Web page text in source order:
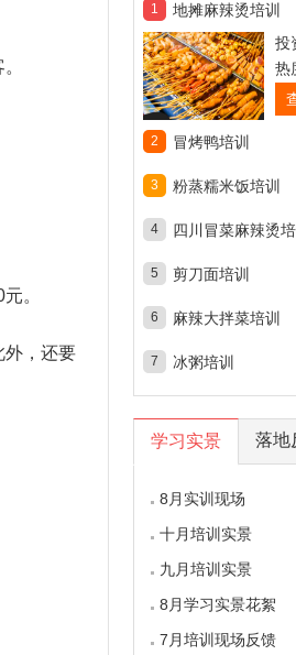
。
外，还要
1 地摊麻辣烫培训
投
热
2 冒烤鸭培训
3 粉蒸糯米饭培训
4 四川冒菜麻辣烫培
5 剪刀面培训
6 麻辣大拌菜培训
7 冰粥培训
学习实景 落地
8月实训现场
十月培训实景
九月培训实景
8月学习实景花絮
7月培训现场反馈